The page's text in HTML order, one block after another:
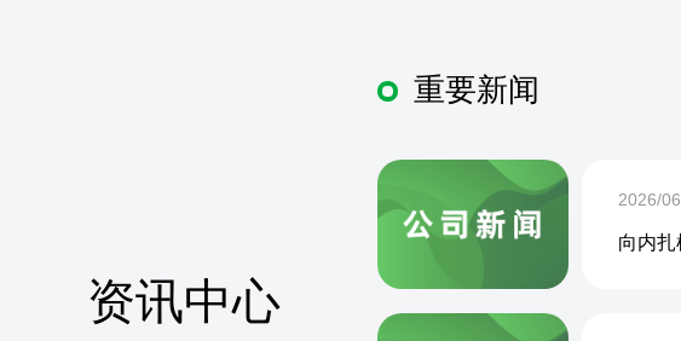
资讯中心
重要新闻
2026/